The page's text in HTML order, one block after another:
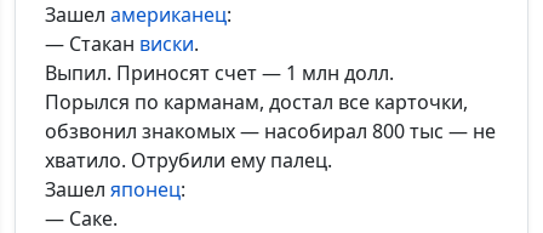
Зашел американец:
— Стакан виски.
Выпил. Приносят счет — 1 млн долл.
Порылся по карманам, достал все карточки,
обзвонил знакомых — насобирал 800 тыс — не
хватило. Отрубили ему палец.
Зашел японец:
— Саке.